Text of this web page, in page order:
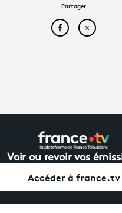
Partager
Partager
Voir ou revoir vos
Accéder à france.tv